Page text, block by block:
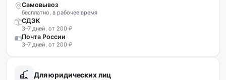
Самовывоз
бесплатно, в рабочее время
СДЭК
3–7 дней, от 200 ₽
Почта России
3–7 дней, от 200 ₽
Для юридических лиц